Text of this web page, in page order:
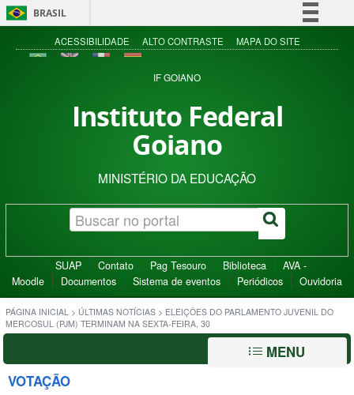
BRASIL
Simplifique!
Acesso à informação
ACESSIBILIDADE ALTO CONTRASTE MAPA DO SITE
IF GOIANO
Instituto Federal
Goiano
MINISTÉRIO DA EDUCAÇÃO
SUAP Contato Pag Tesouro Biblioteca
AVA -
Moodle
Documentos Sistema de eventos Periódicos Ouvidoria
PÁGINA INICIAL > ÚLTIMAS NOTÍCIAS > ELEIÇÕES DO PARLAMENTO JUVENIL DO
MERCOSUL (PJM) TERMINAM NA SEXTA-FEIRA, 30
MENU
VOTAÇÃO